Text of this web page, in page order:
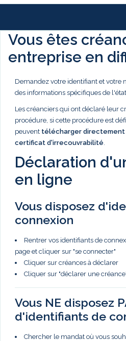
Vous êtes
entreprise en
Demandez votre identifiant et votre
des informations spécifiques de
Les créanciers qui ont déclaré leur
procédure, si cette procédure est
peuvent télécharger directement
certificat d'irrecouvrabilité.
Déclaration
en ligne
Vous disposez
connexion
Rentrer vos identifiants de
page et cliquer sur "se connecter"
Cliquer sur créances à déclarer
Cliquer sur "déclarer une
Vous NE disposez
d'identifiants de
Chercher le mandat où vous